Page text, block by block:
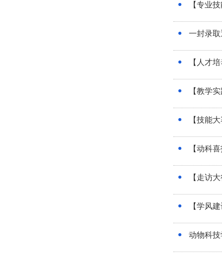
【专业
一封录
【人才
【教学
【技能
【动科
【走访
【学风
动物科